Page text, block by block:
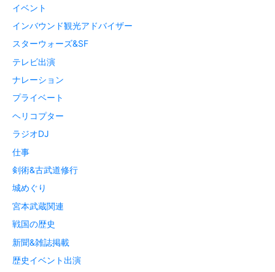
イベント
インバウンド観光アドバイザー
スターウォーズ&SF
テレビ出演
ナレーション
プライベート
ヘリコプター
ラジオDJ
仕事
剣術&古武道修行
城めぐり
宮本武蔵関連
戦国の歴史
新聞&雑誌掲載
歴史イベント出演